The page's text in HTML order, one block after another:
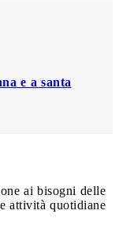
e a santa
ai bisogni delle
attività quotidiane